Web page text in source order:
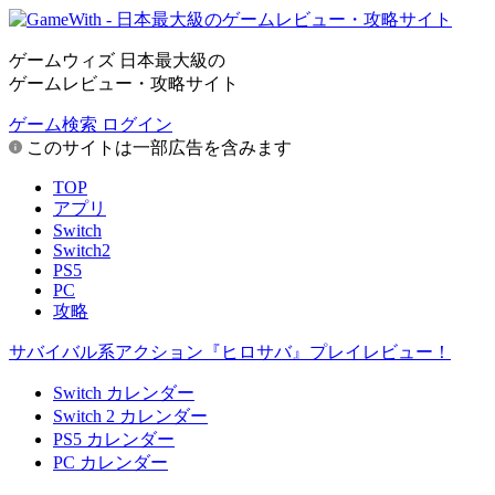
ゲームウィズ 日本最大級の
ゲームレビュー・攻略サイト
ゲーム検索 ログイン
このサイトは一部広告を含みます
TOP
アプリ
Switch
Switch2
PS5
PC
攻略
サバイバル系アクション『ヒロサバ』プレイレビュー！
Switch カレンダー
Switch 2 カレンダー
PS5 カレンダー
PC カレンダー